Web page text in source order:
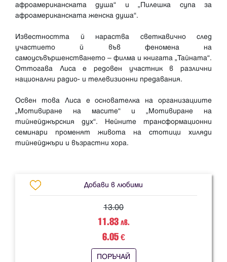
афроамериканската душа“ и „Пилешка супа за
афроамериканската женска душа“.
Известността й нараства светкавично след
участието й във феномена на
самоусъвършенстването – филма и книгата „Тайната“.
Оттогава Лиса е редовен участник в различни
национални радио- и телевизионни предавания.
Освен това Лиса е основателка на организациите
„Мотивиране на масите“ и „Мотивиране на
тийнейджърския дух“. Нейните трансформационни
семинари променят живота на стотици хиляди
тийнейджъри и възрастни хора.
Добави в любими
13.00
11.83лв.
6.05€
ПОРЪЧАЙ